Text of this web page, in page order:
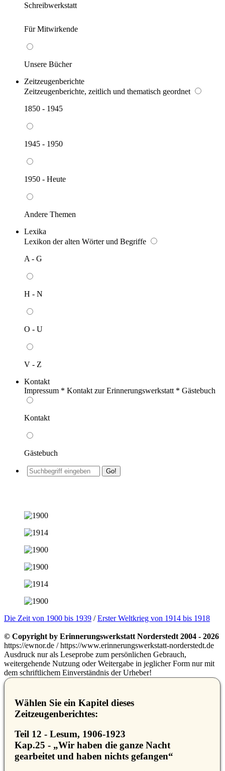
Schreibwerkstatt
Für Mitwirkende
Unsere Bücher
Zeitzeugenberichte
Zeitzeugenberichte, zeitlich und thematisch geordnet
1850 - 1945
1945 - 1950
1950 - Heute
Andere Themen
Lexika
Lexikon der alten Wörter und Begriffe
A - G
H - N
O - U
V - Z
Kontakt
Impressum * Kontakt zur Erinnerungswerkstatt * Gästebuch
Kontakt
Gästebuch
Die Zeit von 1900 bis 1939 /Erster Weltkrieg von 1914 bis 1918
© Copyright by Erinnerungswerkstatt Norderstedt 2004 - 2026
https://ewnor.de / https://www.erinnerungswerkstatt-norderstedt.de
Ausdruck nur als Leseprobe zum persönlichen Gebrauch,
weitergehende Nutzung oder Weitergabe in jeglicher Form nur mit
dem schriftlichem Einverständnis der Urheber!
Wählen Sie ein Kapitel dieses
Zeitzeugenberichtes:
Teil 12 - Lesum, 1906-1923
Kap.25 -
Wir haben die ganze Nacht
gearbeitet und haben nichts gefangen